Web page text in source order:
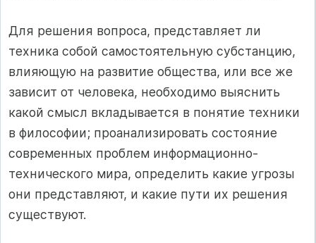
Для решения вопроса, представляет ли
техника собой самостоятельную субстанцию,
влияющую на развитие общества, или все же
зависит от человека, необходимо выяснить
какой смысл вкладывается в понятие техники
в философии; проанализировать состояние
современных проблем информационно-
технического мира, определить какие угрозы
они представляют, и какие пути их решения
существуют.